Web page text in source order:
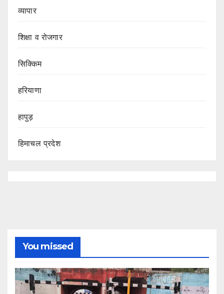
व्यापार
शिक्षा व रोजगार
सिक्किम
हरियाणा
हापुड़
हिमाचल प्रदेश
You missed